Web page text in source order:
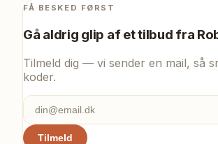
FÅ BESKED FØRST
Gå aldrig glip af et tilbud fra
Tilmeld dig — vi sender en mail, så
koder.
Tilmeld